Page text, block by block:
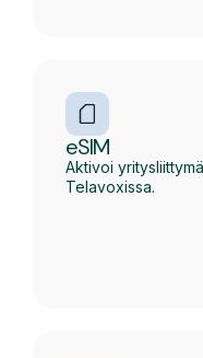
eSIM
Aktivoi
Telavoxissa.